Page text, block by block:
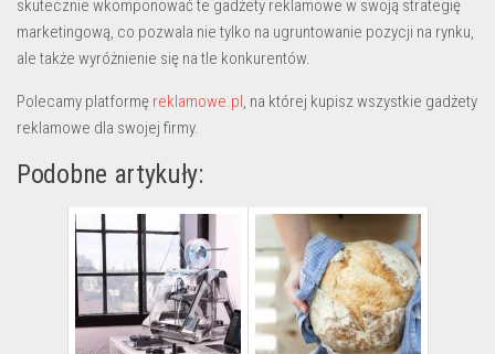
skutecznie wkomponować te gadżety reklamowe w swoją strategię
marketingową, co pozwala nie tylko na ugruntowanie pozycji na rynku,
ale także wyróżnienie się na tle konkurentów.
Polecamy platformę reklamowe.pl , na której kupisz wszystkie gadżety
reklamowe dla swojej firmy.
Podobne artykuły: